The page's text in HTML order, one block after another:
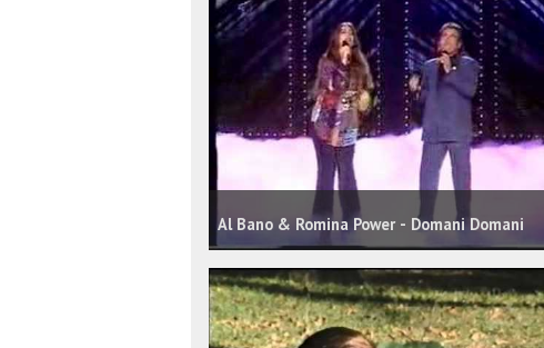
Al Bano & Romina Power - Domani Domani